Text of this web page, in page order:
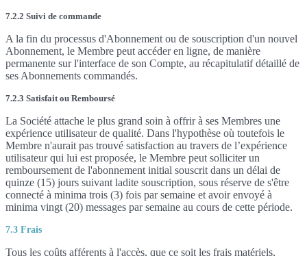
7.2.2 Suivi de commande
A la fin du processus d'Abonnement ou de souscription d'un nouvel
Abonnement, le Membre peut accéder en ligne, de manière
permanente sur l'interface de son Compte, au récapitulatif détaillé de
ses Abonnements commandés.
7.2.3 Satisfait ou Remboursé
La Société attache le plus grand soin à offrir à ses Membres une
expérience utilisateur de qualité. Dans l'hypothèse où toutefois le
Membre n'aurait pas trouvé satisfaction au travers de l’expérience
utilisateur qui lui est proposée, le Membre peut solliciter un
remboursement de l'abonnement initial souscrit dans un délai de
quinze (15) jours suivant ladite souscription, sous réserve de s'être
connecté à minima trois (3) fois par semaine et avoir envoyé à
minima vingt (20) messages par semaine au cours de cette période.
7.3 Frais
Tous les coûts afférents à l'accès, que ce soit les frais matériels,